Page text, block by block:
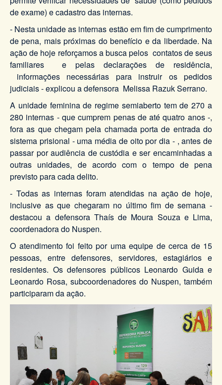
de exame) e cadastro das internas.
- Nesta unidade as internas estão em fim de cumprimento
de pena, mais próximas do benefício e da liberdade. Na
ação de hoje reforçamos a busca pelos contatos de seus
familiares e pelas declarações de residência,
informações necessárias para instruir os pedidos
judiciais - explicou a defensora Melissa Razuk Serrano.
A unidade feminina de regime semiaberto tem de 270 a
280 internas - que cumprem penas de até quatro anos -,
fora as que chegam pela chamada porta de entrada do
sistema prisional - uma média de oito por dia - , antes de
passar por audiência de custódia e ser encaminhadas a
outras unidades, de acordo com o tempo de pena
previsto para cada delito.
- Todas as internas foram atendidas na ação de hoje,
inclusive as que chegaram no último fim de semana -
destacou a defensora Thaís de Moura Souza e Lima,
coordenadora do Nuspen.
O atendimento foi feito por uma equipe de cerca de 15
pessoas, entre defensores, servidores, estagiários e
residentes. Os defensores públicos Leonardo Guida e
Leonardo Rosa, subcoordenadores do Nuspen, também
participaram da ação.